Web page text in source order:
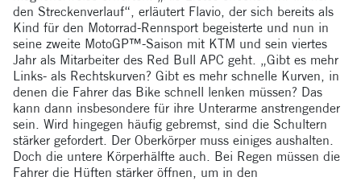
den Streckenverlauf“, erläutert Flavio, der sich bereits als
Kind für den Motorrad-Rennsport begeisterte und nun in
seine zweite MotoGP™-Saison mit KTM und sein viertes
Jahr als Mitarbeiter des Red Bull APC geht. „Gibt es mehr
Links- als Rechtskurven? Gibt es mehr schnelle Kurven, in
denen die Fahrer das Bike schnell lenken müssen? Das
kann dann insbesondere für ihre Unterarme anstrengender
sein. Wird hingegen häufig gebremst, sind die Schultern
stärker gefordert. Der Oberkörper muss einiges aushalten.
Doch die untere Körperhälfte auch. Bei Regen müssen die
Fahrer die Hüften stärker öffnen, um in den